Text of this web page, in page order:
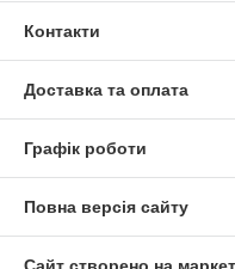
Контакти
Доставка та оплата
Графік роботи
Повна версія сайту